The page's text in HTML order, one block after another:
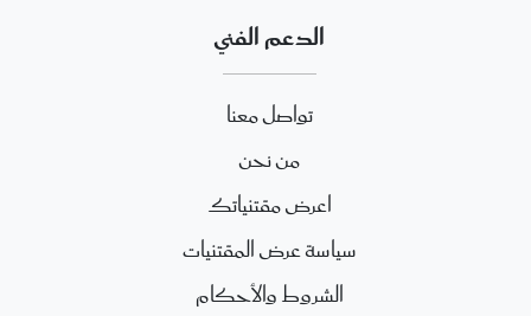
الدعم الفني
تواصل معنا
من نحن
اعرض مقتنياتك
سياسة عرض المقتنيات
الشروط والأحكام